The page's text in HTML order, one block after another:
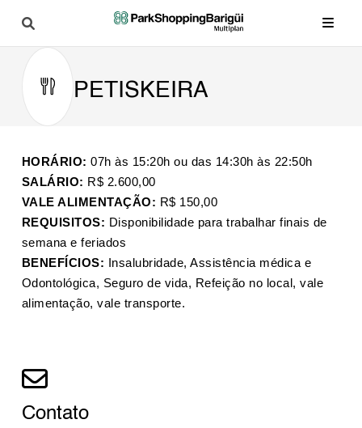
PETISKEIRA
Contato
HORÁRIO: 07h às 15:20h ou das 14:30h às 22:50h
SALÁRIO: R$ 2.600,00
VALE ALIMENTAÇÃO: R$ 150,00
REQUISITOS: Disponibilidade para trabalhar finais de
semana e feriados
BENEFÍCIOS: Insalubridade, Assistência médica e
Odontológica, Seguro de vida, Refeição no local, vale
alimentação, vale transporte.